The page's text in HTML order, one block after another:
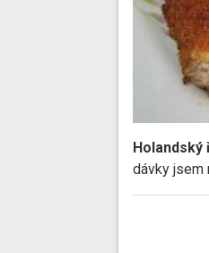
dávky jsem